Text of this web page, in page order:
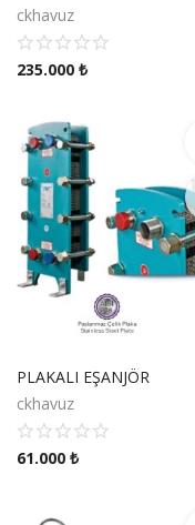
Favorilerim
Hizmetlerimiz
Bize Ulaşın
Giriş
Hesap Oluştur
Dil
English
ckhavuz
235.000 ₺
PLAKALI EŞANJÖR
ckhavuz
61.000 ₺